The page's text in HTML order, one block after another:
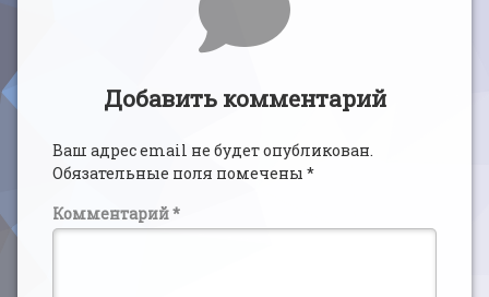
Добавить комментарий
Ваш адрес email не будет опубликован.
Обязательные поля помечены *
Комментарий*